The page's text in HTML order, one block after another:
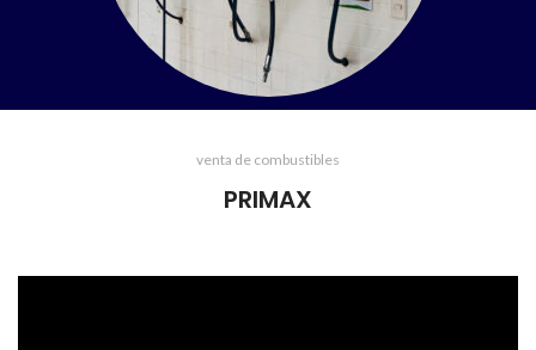
venta de combustibles
PRIMAX